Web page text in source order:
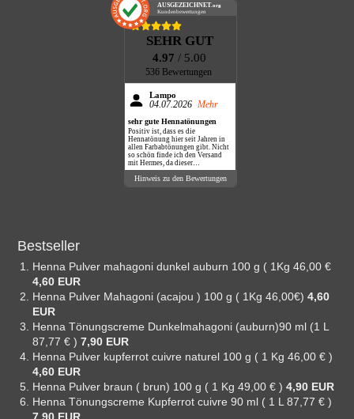
AUSGEZEICHNET.org
Kundenbewertungen
SEHR GUT
4.97/ 5.00
536 Bewertungen
Lampo
04.07.2026 Mehr
sehr gute Hennatönungen
Positiv ist, dass es die
Hennatönung hier seit Jahren in
allen Farbabtönungen gibt. Nicht
so schön finde ich den Versand
mit Hermes, da dieser
Dienstleister nie klingelt,
sondern das Paket einfach vor die
Hinweis zu den Bewertungen
Bestseller
Henna Pulver mahagoni dunkel auburn 100 g ( 1Kg 46,00 €
4,60 EUR
Henna Pulver Mahagoni (acajou ) 100 g ( 1Kg 46,00€)4,60
EUR
Henna Tönungscreme Dunkelmahagoni (auburn)90 ml (1 L
87,77 € )7,90 EUR
Henna Pulver kupferrot cuivre naturel 100 g ( 1 Kg 46,00 € )
4,60 EUR
Henna Pulver braun ( brun) 100 g ( 1 Kg 49,00 € )4,90 EUR
Henna Tönungscreme Kupferrot cuivre 90 ml ( 1 L 87,77 € )